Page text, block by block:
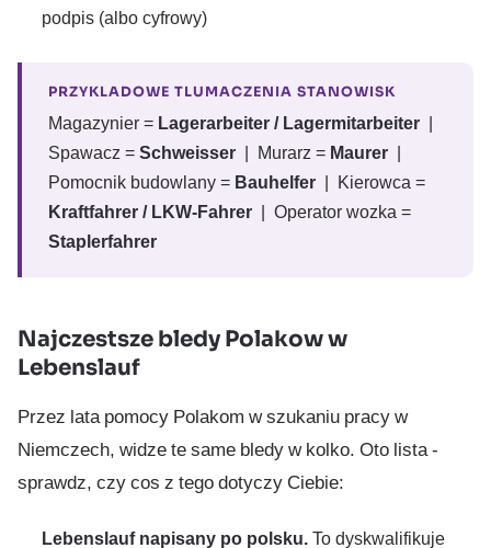
podpis (albo cyfrowy)
PRZYKLADOWE TLUMACZENIA STANOWISK
Magazynier = Lagerarbeiter / Lagermitarbeiter |
Spawacz = Schweisser | Murarz = Maurer |
Pomocnik budowlany = Bauhelfer | Kierowca =
Kraftfahrer / LKW-Fahrer | Operator wozka =
Staplerfahrer
Najczestsze bledy Polakow w
Lebenslauf
Przez lata pomocy Polakom w szukaniu pracy w
Niemczech, widze te same bledy w kolko. Oto lista -
sprawdz, czy cos z tego dotyczy Ciebie:
Lebenslauf napisany po polsku.To dyskwalifikuje